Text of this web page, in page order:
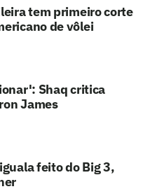
tem primeiro corte
de vôlei
Shaq critica
James
feito do Big 3,